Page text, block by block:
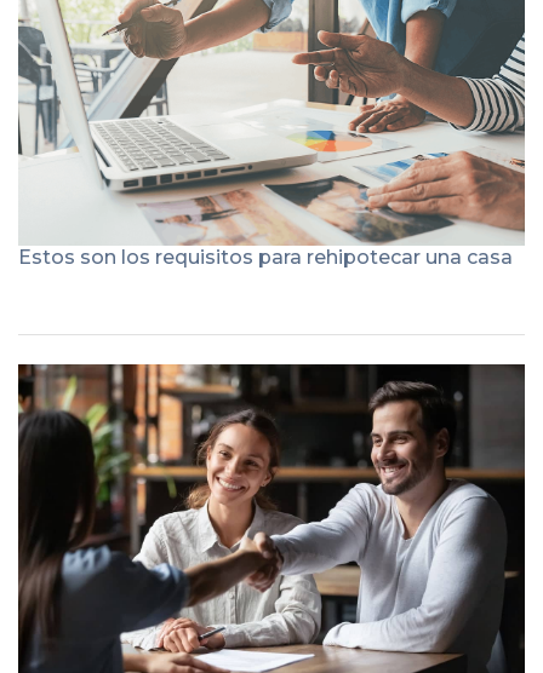
Estos son los requisitos para rehipotecar una casa